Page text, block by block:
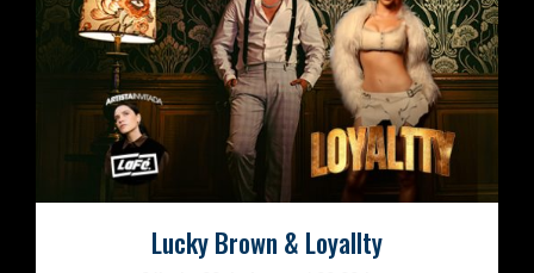
Lucky Brown & Loyallty